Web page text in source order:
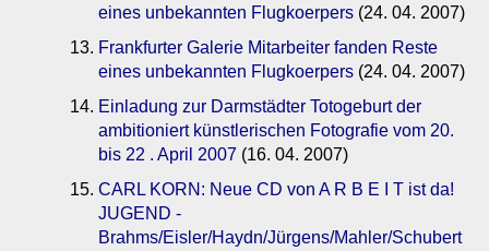
eines unbekannten Flugkoerpers (24. 04. 2007)
Frankfurter Galerie Mitarbeiter fanden Reste
eines unbekannten Flugkoerpers (24. 04. 2007)
Einladung zur Darmstädter Totogeburt der
ambitioniert künstlerischen Fotografie vom 20.
bis 22 . April 2007 (16. 04. 2007)
CARL KORN: Neue CD von A R B E I T ist da!
JUGEND -
Brahms/Eisler/Haydn/Jürgens/Mahler/Schubert